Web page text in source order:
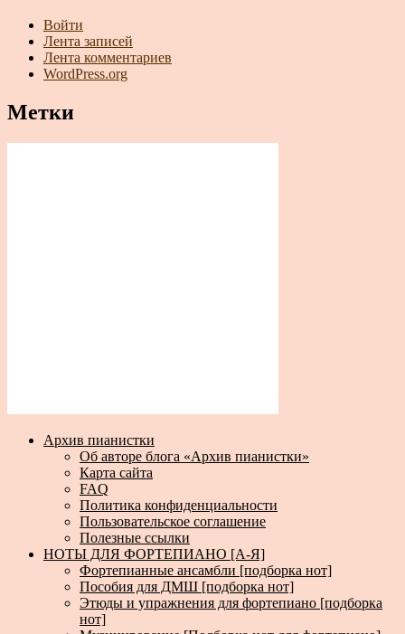
Войти
Лента записей
Лента комментариев
WordPress.org
Метки
Архив пианистки
Об авторе блога «Архив пианистки»
Карта сайта
FAQ
Политика конфиденциальности
Пользовательское соглашение
Полезные ссылки
НОТЫ ДЛЯ ФОРТЕПИАНО [А-Я]
Фортепианные ансамбли [подборка нот]
Пособия для ДМШ [подборка нот]
Этюды и упражнения для фортепиано [подборка
нот]